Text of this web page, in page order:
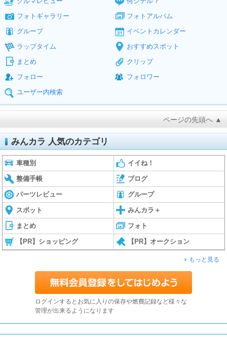
フォトギャラリー
フォトアルバム
グループ
イベントカレンダー
ラップタイム
おすすめスポット
まとめ
クリップ
フォロー
フォロワー
ユーザー内検索
ページの先頭へ ▲
みんカラ 人気のカテゴリ
車種別 イイね！
整備手帳 ブログ
パーツレビュー グループ
スポット みんカラ＋
まとめ フォト
【PR】ショッピング 【PR】オークション
もっと見る
ログインするとお気に入りの保存や燃費記録など様々な
管理が出来るようになります